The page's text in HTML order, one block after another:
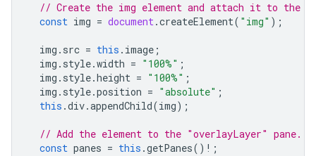
// Create the img element and attach it to the
const img = document.createElement( "img" );
img . src = this . image ;
img . style.width = "100%" ;
img . style.height = "100%" ;
img . style.position = "absolute" ;
this .div.appendChild(img);
// Add the element to the "overlayLayer" pane.
const panes = this .getPanes() ! ;